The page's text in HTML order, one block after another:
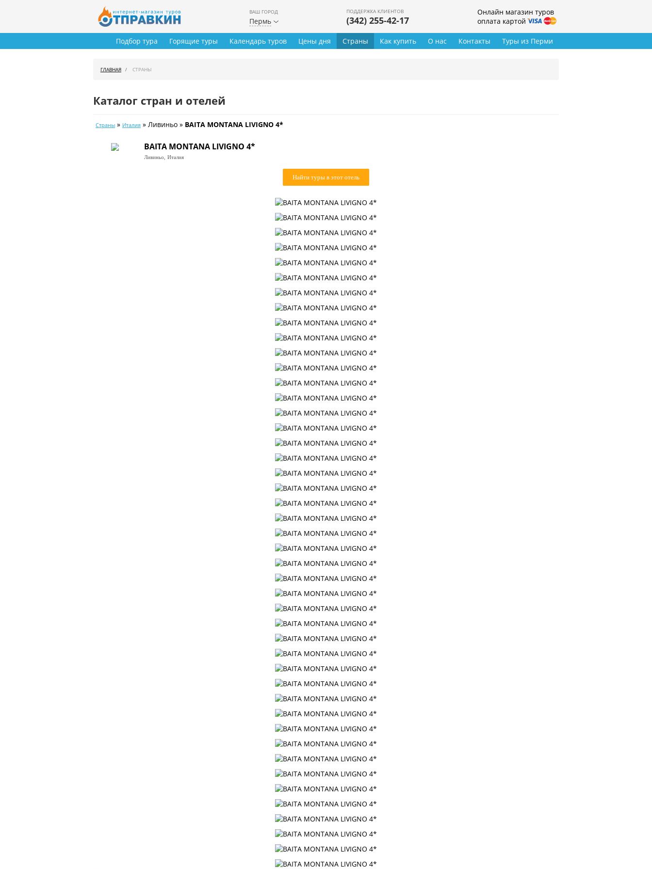
ВАШ ГОРОД
Пермь
ПОДДЕРЖКА КЛИЕНТОВ
(342) 255-42-17
Онлайн магазин туров
оплата картой
Туры из Перми
Подбор тура Горящие туры Календарь туров Цены дня Страны Как купить О нас Контакты
ГЛАВНАЯ СТРАНЫ
Каталог стран и отелей
Страны » Италия » Ливиньо » BAITA MONTANA LIVIGNO 4*
BAITA MONTANA LIVIGNO 4*
Ливиньо, Италия
Найти туры в этот отель